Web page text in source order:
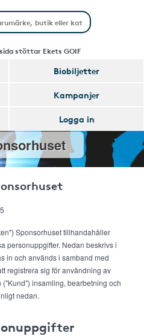
stöttar Ekets GOIF
Biobiljetter
Kampanjer
Logga in
Sponsorhuset tillhandahåller
personuppgifter. Nedan beskrivs i
in och används i samband med
registrera sig för användning av
insamling, bearbetning och
nedan.